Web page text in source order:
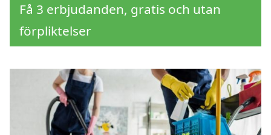
Få 3 erbjudanden, gratis och utan
förpliktelser